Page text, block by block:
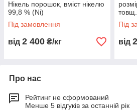
Нiкель порошок, вмiст нiкелю
99,8 % (Ni)
Під замовлення
від 2 400 ₴/кг
Під
від
Про нас
Рейтинг не сформований
Менше 5 відгуків за останній рік